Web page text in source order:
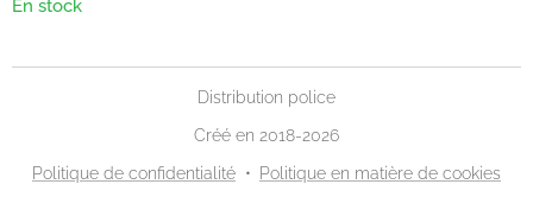
En stock
Distribution police
Créé en 2018-2026
Politique de confidentialité
Politique en matière de cookies